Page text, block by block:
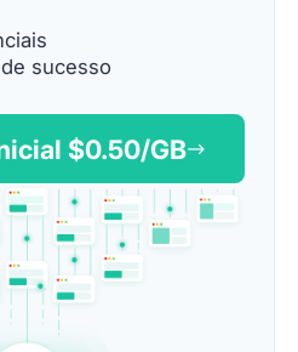
sucesso
$0.50/GB